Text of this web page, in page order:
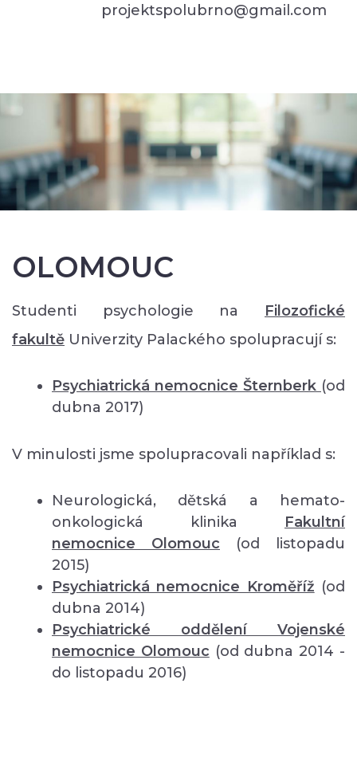
projektspolubrno@gmail.com
OLOMOUC
Studenti psychologie na Filozofické
faku ltě Univerzity Palackého spolupracují s:
Psychiatrická nemocnice Šternberk (od
dubna 2017)
V minulosti jsme spolupracovali například s:
Neurologická, dětská a hemato-
onkologická klinika Fakultní
nemocnice Olomouc (od listopadu
2015)
Psychiatrická nemocnice Kroměříž (od
dubna 2014)
Psychiatrické oddělení Vojenské
nemocnice Olomouc (od dubna 2014 -
do listopadu 2016)